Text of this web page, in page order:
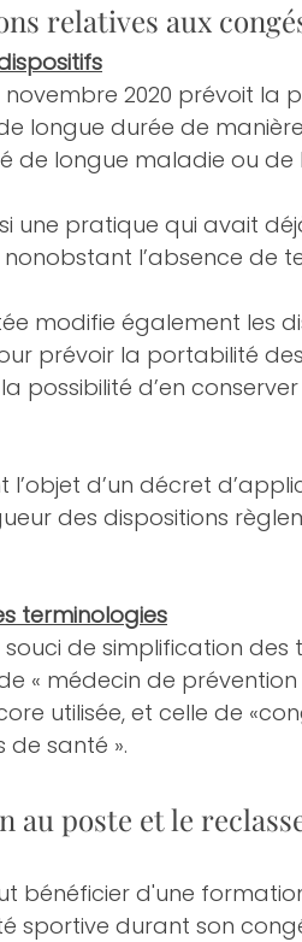
relatives aux
2020 prévoit la
longue durée de
de longue maladie ou de
une pratique qui avait
l’absence de
modifie également les
prévoir la portabilité
possibilité d’en
l’objet d’un décret
des dispositions
terminologies
de simplification des
« médecin de
utilisée, et celle de
santé ».
au poste et le
bénéficier d'une
sportive durant son